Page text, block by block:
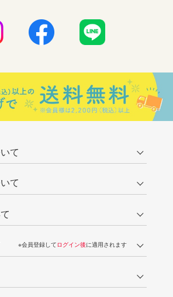
て
て
の
ください。
に限り返品を承ります。問い合わせフォーム
※会員登録してログイン後に適用されます
上げで